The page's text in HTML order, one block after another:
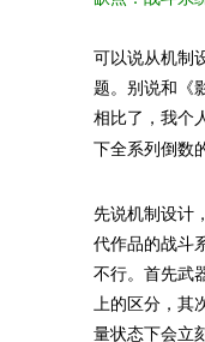
可以说从机制
题。别说和《
相比了，我个
下全系列倒数
先说机制设计
代作品的战斗
不行。首先武
上的区分，其
量状态下会立